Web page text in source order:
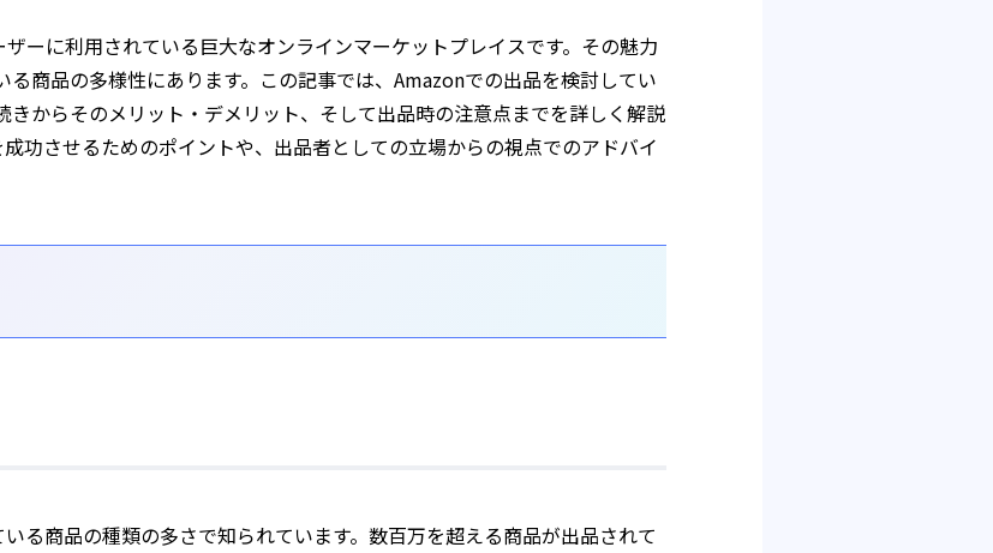
ーに利用されている巨大なオンラインマーケットプレイスです。その魅力
る商品の多様性にあります。この記事では、Amazonでの出品を検討してい
きからそのメリット・デメリット、そして出品時の注意点までを詳しく解説
功させるためのポイントや、出品者としての立場からの視点でのアドバイ
る商品の種類の多さで知られています。数百万を超える商品が出品されて